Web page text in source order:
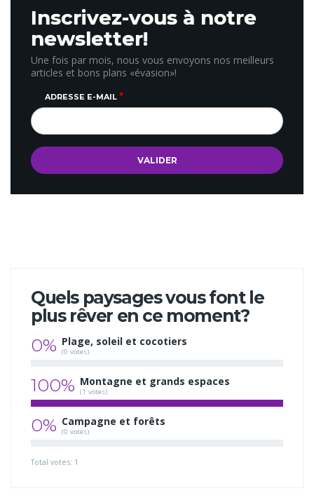
Inscrivez-vous à notre
newsletter!
Une fois par mois, nous vous envoyons nos meilleurs
articles et bons plans «évasion»!
ADRESSE E-MAIL
Quels paysages vous font le
plus rêver en ce moment?
0% Plage, soleil et cocotiers
(0 votes)
100% Montagne et grands espaces
(1 votes)
0% Campagne et forêts
(0 votes)
Total votes: 1